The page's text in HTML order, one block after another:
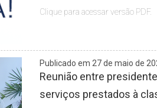
Clique para acessar versão PDF.
Publicado em 27 de maio de
Reunião entre
serviços prestados à